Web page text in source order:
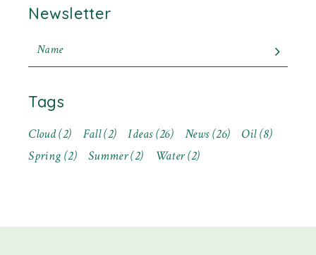
Newsletter
Tags
Cloud(2) Fall(2) Ideas(26) News(26) Oil(8)
Spring(2) Summer(2) Water(2)